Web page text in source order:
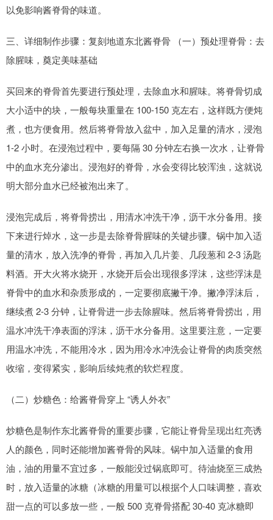
以免影响酱脊骨的味道。
三、详细制作步骤：复刻地道东北酱脊骨 （一）预处理脊骨：去
除腥味，奠定美味基础
买回来的脊骨首先要进行预处理，去除血水和腥味。将脊骨切成
大小适中的块，一般每块重量在 100-150 克左右，这样既方便炖
煮，也方便食用。然后将脊骨放入盆中，加入足量的清水，浸泡
1-2 小时。在浸泡过程中，要每隔 30 分钟左右换一次水，让脊骨
中的血水充分渗出。浸泡好的脊骨，水会变得比较浑浊，这就说
明大部分血水已经被泡出来了。
浸泡完成后，将脊骨捞出，用清水冲洗干净，沥干水分备用。接
下来进行焯水，这一步是去除脊骨腥味的关键步骤。锅中加入适
量的清水，放入洗净的脊骨，再加入几片姜、几段葱和 2-3 汤匙
料酒。开大火将水烧开，水烧开后会出现很多浮沫，这些浮沫是
脊骨中的血水和杂质形成的，一定要彻底撇干净。撇净浮沫后，
继续煮 2-3 分钟，让脊骨进一步去除腥味。然后将脊骨捞出，用
温水冲洗干净表面的浮沫，沥干水分备用。这里要注意，一定要
用温水冲洗，不能用冷水，因为用冷水冲洗会让脊骨的肉质突然
收缩，变得紧实，影响后续炖煮的软烂程度。
（二）炒糖色：给酱脊骨穿上 “诱人外衣”
炒糖色是制作东北酱脊骨的重要步骤，它能让脊骨呈现出红亮诱
人的颜色，同时还能增加酱脊骨的风味。锅中加入适量的食用
油，油的用量不宜过多，一般能没过锅底即可。待油烧至三成热
时，放入适量的冰糖（冰糖的用量可以根据个人口味调整，喜欢
甜一点的可以多放一些，一般 500 克脊骨搭配 30-40 克冰糖即